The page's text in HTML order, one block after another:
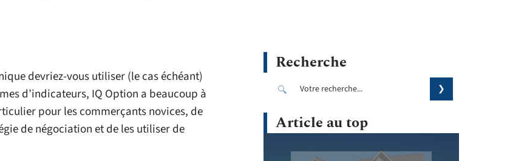
devriez-vous utiliser (le cas échéant)
d’indicateurs, IQ Option a beaucoup à
pour les commerçants novices, de
de négociation et de les utiliser de
Recherche
Article au top